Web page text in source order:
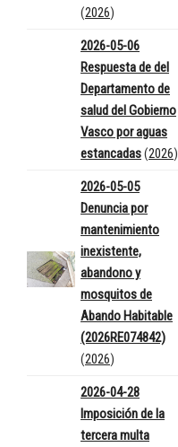
(2026)
2026-05-06
Respuesta de del
Departamento de
salud del Gobierno
Vasco por aguas
estancadas(2026)
2026-05-05
Denuncia por
mantenimiento
inexistente,
abandono y
mosquitos de
Abando Habitable
(2026RE074842)
(2026)
2026-04-28
Imposición de la
tercera multa